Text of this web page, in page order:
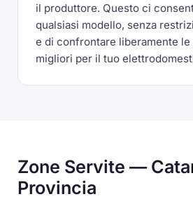
il produttore. Questo ci
qualsiasi modello, senza
e di confrontare liberamente le
migliori per il tuo
Zone Servite —
Provincia